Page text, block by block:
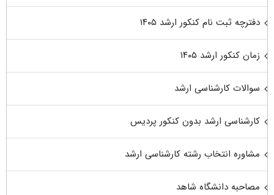
دفترچه ثبت نام کنکور ارشد ۱۴۰۵
زمان کنکور ارشد ۱۴۰۵
سوالات کارشناسی ارشد
کارشناسی ارشد بدون کنکور پردیس
مشاوره انتخاب رشته کارشناسی ارشد
مصاحبه دانشگاه شاهد